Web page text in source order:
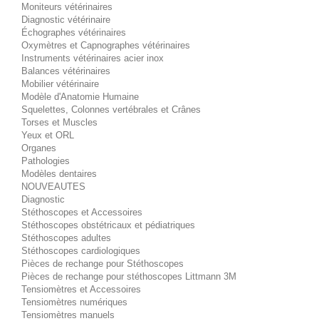
Moniteurs vétérinaires
Diagnostic vétérinaire
Échographes vétérinaires
Oxymètres et Capnographes vétérinaires
Instruments vétérinaires acier inox
Balances vétérinaires
Mobilier vétérinaire
Modèle d'Anatomie Humaine
Squelettes, Colonnes vertébrales et Crânes
Torses et Muscles
Yeux et ORL
Organes
Pathologies
Modèles dentaires
NOUVEAUTES
Diagnostic
Stéthoscopes et Accessoires
Stéthoscopes obstétricaux et pédiatriques
Stéthoscopes adultes
Stéthoscopes cardiologiques
Pièces de rechange pour Stéthoscopes
Pièces de rechange pour stéthoscopes Littmann 3M
Tensiomètres et Accessoires
Tensiomètres numériques
Tensiomètres manuels